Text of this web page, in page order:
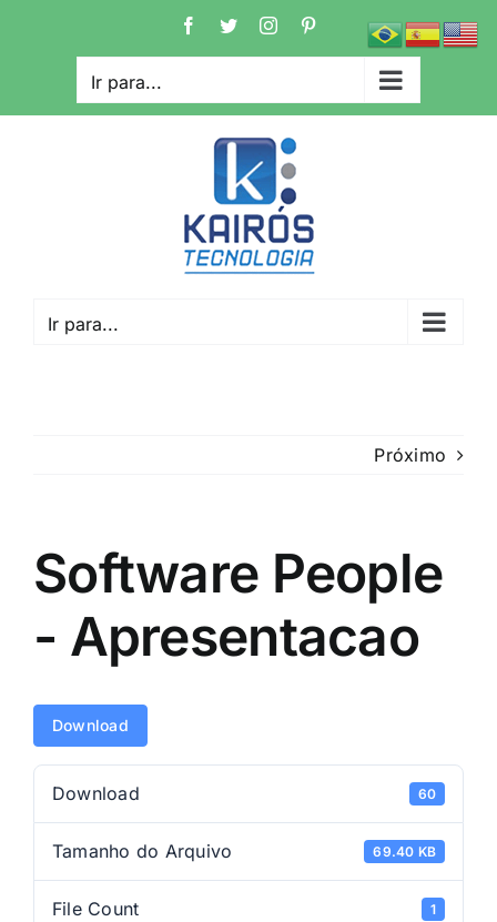
conteúdo
Facebook
TwitterInstagramPinterest
Ir para...
Ir para...
Próximo
Software People
- Apresentacao
Download
Download 60
Tamanho do Arquivo 69.40 KB
File Count 1